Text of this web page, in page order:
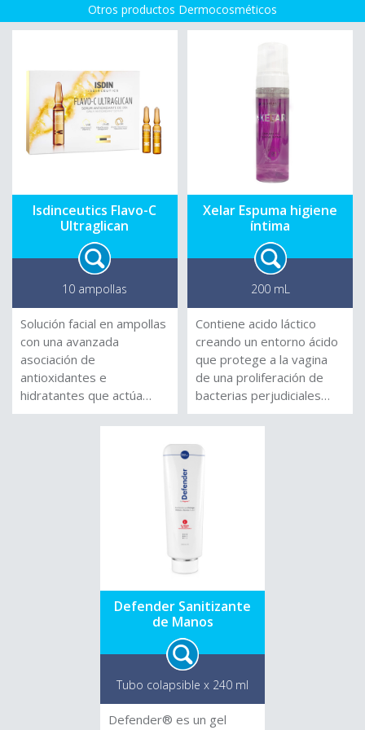
Dermaconsult ®,
Alemania.
Otros productos Dermocosméticos
Isdinceutics Flavo-C
Ultraglican
10 ampollas
Solución facial en ampollas
con una avanzada
asociación de
antioxidantes e
hidratantes que actúa
sobre la pérdida de
firmeza y sobre las líneas
Xelar Espuma higiene
íntima
200 mL
Contiene acido láctico
creando un entorno ácido
que protege a la vagina
de una proliferación de
bacterias perjudiciales
Evitar enrojecimiento,
inflamación y picor en
zona intima Libre de
Defender Sanitizante
de Manos
Tubo colapsible x 240 ml
Defender® es un gel